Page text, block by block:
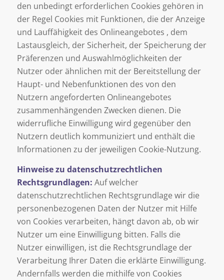
den unbedingt erforderlichen Cookies gehören in
der Regel Cookies mit Funktionen, die der Anzeige
und Lauffähigkeit des Onlineangebotes , dem
Lastausgleich, der Sicherheit, der Speicherung der
Präferenzen und Auswahlmöglichkeiten der
Nutzer oder ähnlichen mit der Bereitstellung der
Haupt- und Nebenfunktionen des von den
Nutzern angeforderten Onlineangebotes
zusammenhängenden Zwecken dienen. Die
widerrufliche Einwilligung wird gegenüber den
Nutzern deutlich kommuniziert und enthält die
Informationen zu der jeweiligen Cookie-Nutzung.
Hinweise zu datenschutzrechtlichen
Rechtsgrundlagen: Auf welcher
datenschutzrechtlichen Rechtsgrundlage wir die
personenbezogenen Daten der Nutzer mit Hilfe
von Cookies verarbeiten, hängt davon ab, ob wir
Nutzer um eine Einwilligung bitten. Falls die
Nutzer einwilligen, ist die Rechtsgrundlage der
Verarbeitung Ihrer Daten die erklärte Einwilligung.
Andernfalls werden die mithilfe von Cookies